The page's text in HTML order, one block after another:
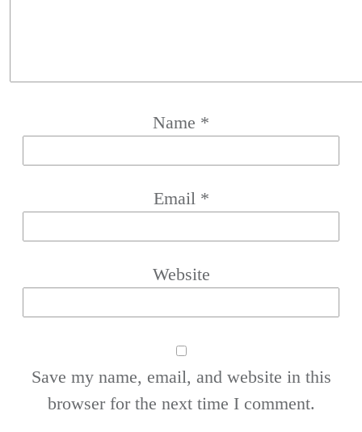
Name *
Email *
Website
Save my name, email, and website in this
browser for the next time I comment.